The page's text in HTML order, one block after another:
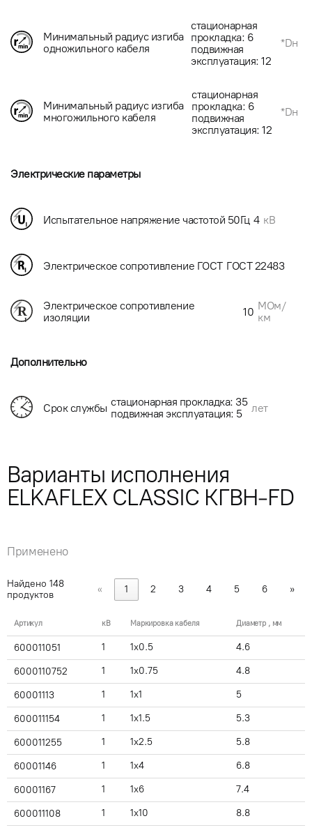
Минимальный радиус изгиба
одножильного кабеля
стационарная
прокладка: 6
подвижная
эксплуатация: 12
*Dн
Минимальный радиус изгиба
многожильного кабеля
стационарная
прокладка: 6
подвижная
эксплуатация: 12
*Dн
Электрические параметры
Испытательное напряжение частотой 50Гц 4 кВ
Электрическое сопротивление ГОСТ ГОСТ 22483
Электрическое сопротивление
изоляции
10 МОм/
км
Дополнительно
Срок службы стационарная прокладка: 35
подвижная эксплуатация: 5
лет
Варианты исполнения
ELKAFLEX CLASSIC КГВН-FD
Применено
Найдено 148
продуктов
« 1 2 3 4 5 6 »
Артикул кВ Маркировка кабеля Диаметр , мм
600011051 1 1x0.5 4.6
6000110752 1 1x0.75 4.8
60001113 1 1x1 5
600011154 1 1x1.5 5.3
600011255 1 1x2.5 5.8
60001146 1 1x4 6.8
60001167 1 1x6 7.4
600011108 1 1x10 8.8